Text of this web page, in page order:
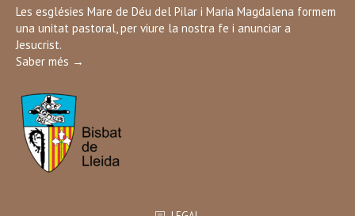
in
new
window
Les esglésies Mare de Déu del Pilar i Maria Magdalena formem
una unitat pastoral, per viure la nostra fe i anunciar a
Jesucrist.
Saber més →